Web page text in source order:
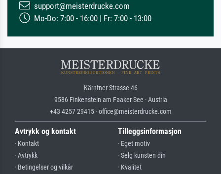
support@meisterdrucke.com
Mo-Do: 7:00 - 16:00 | Fr: 7:00 - 13:00
Kärntner Strasse 46
9586 Finkenstein am Faaker See · Austria
+43 4257 29415 · office@meisterdrucke.com
Avtrykk og kontakt
· Kontakt
· Avtrykk
· Betingelser og vilkår
Tilleggsinformasjon
· Eget motiv
· Selg kunsten din
· Kvalitet